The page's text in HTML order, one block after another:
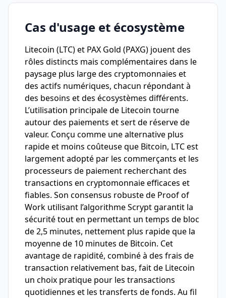
Cas d'usage et écosystème
Litecoin (LTC) et PAX Gold (PAXG) jouent des
rôles distincts mais complémentaires dans le
paysage plus large des cryptomonnaies et
des actifs numériques, chacun répondant à
des besoins et des écosystèmes différents.
L’utilisation principale de Litecoin tourne
autour des paiements et sert de réserve de
valeur. Conçu comme une alternative plus
rapide et moins coûteuse que Bitcoin, LTC est
largement adopté par les commerçants et les
processeurs de paiement recherchant des
transactions en cryptomonnaie efficaces et
fiables. Son consensus robuste de Proof of
Work utilisant l’algorithme Scrypt garantit la
sécurité tout en permettant un temps de bloc
de 2,5 minutes, nettement plus rapide que la
moyenne de 10 minutes de Bitcoin. Cet
avantage de rapidité, combiné à des frais de
transaction relativement bas, fait de Litecoin
un choix pratique pour les transactions
quotidiennes et les transferts de fonds. Au fil